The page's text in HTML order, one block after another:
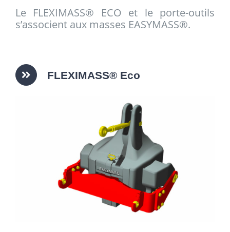
MON COMPTE
Le FLEXIMASS® ECO et le porte-outils
s’associent aux masses EASYMASS®.
FLEXIMASS® Eco